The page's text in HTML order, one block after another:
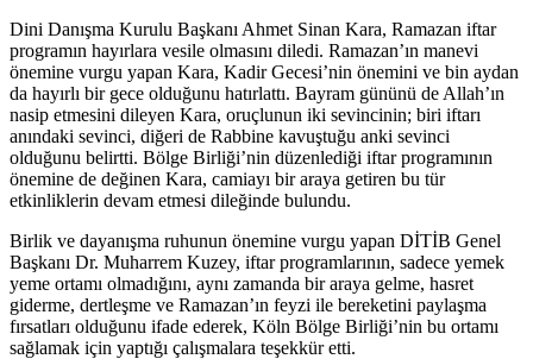
Dini Danışma Kurulu Başkanı Ahmet Sinan Kara, Ramazan iftar
programın hayırlara vesile olmasını diledi. Ramazan’ın manevi
önemine vurgu yapan Kara, Kadir Gecesi’nin önemini ve bin aydan
da hayırlı bir gece olduğunu hatırlattı. Bayram gününü de Allah’ın
nasip etmesini dileyen Kara, oruçlunun iki sevincinin; biri iftarı
anındaki sevinci, diğeri de Rabbine kavuştuğu anki sevinci
olduğunu belirtti. Bölge Birliği’nin düzenlediği iftar programının
önemine de değinen Kara, camiayı bir araya getiren bu tür
etkinliklerin devam etmesi dileğinde bulundu.
Birlik ve dayanışma ruhunun önemine vurgu yapan DİTİB Genel
Başkanı Dr. Muharrem Kuzey, iftar programlarının, sadece yemek
yeme ortamı olmadığını, aynı zamanda bir araya gelme, hasret
giderme, dertleşme ve Ramazan’ın feyzi ile bereketini paylaşma
fırsatları olduğunu ifade ederek, Köln Bölge Birliği’nin bu ortamı
sağlamak için yaptığı çalışmalara teşekkür etti.